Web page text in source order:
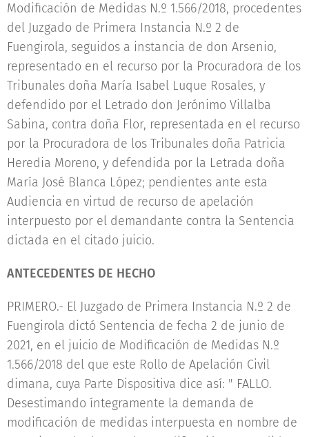
Modificación de Medidas N.º 1.566/2018, procedentes
del Juzgado de Primera Instancia N.º 2 de
Fuengirola, seguidos a instancia de don Arsenio,
representado en el recurso por la Procuradora de los
Tribunales doña María Isabel Luque Rosales, y
defendido por el Letrado don Jerónimo Villalba
Sabina, contra doña Flor, representada en el recurso
por la Procuradora de los Tribunales doña Patricia
Heredia Moreno, y defendida por la Letrada doña
María José Blanca López; pendientes ante esta
Audiencia en virtud de recurso de apelación
interpuesto por el demandante contra la Sentencia
dictada en el citado juicio.
ANTECEDENTES DE HECHO
PRIMERO.- El Juzgado de Primera Instancia N.º 2 de
Fuengirola dictó Sentencia de fecha 2 de junio de
2021, en el juicio de Modificación de Medidas N.º
1.566/2018 del que este Rollo de Apelación Civil
dimana, cuya Parte Dispositiva dice así: " FALLO.
Desestimando íntegramente la demanda de
modificación de medidas interpuesta en nombre de